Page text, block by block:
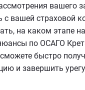
вашего
с вашей страховой
на каком этапе
по ОСАГО
быстро
и завершить